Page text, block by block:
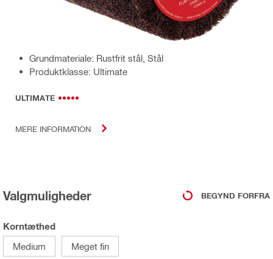
Grundmateriale: Rustfrit stål, Stål
Produktklasse: Ultimate
ULTIMATE
MERE INFORMATION
Valgmuligheder BEGYND FORFRA
Korntæthed
Medium
Meget fin